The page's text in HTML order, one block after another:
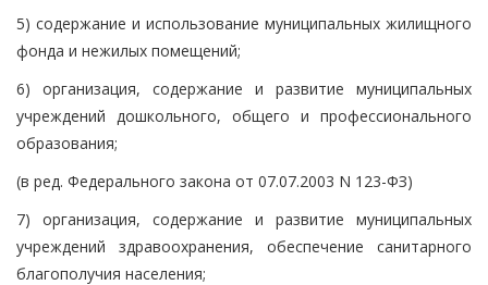
5) содержание и использование муниципальных жилищного
фонда и нежилых помещений;
6) организация, содержание и развитие муниципальных
учреждений дошкольного, общего и профессионального
образования;
(в ред. Федерального закона от 07.07.2003 N 123-ФЗ)
7) организация, содержание и развитие муниципальных
учреждений здравоохранения, обеспечение санитарного
благополучия населения;